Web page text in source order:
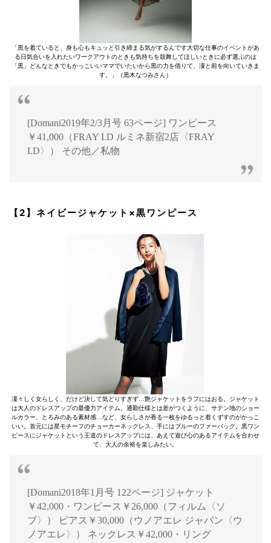
「黒を着ていると、身も心もキュッと引き締まる気がするんです大切な仕事のイベントがあ
る日気合いを入れたいワークアウトのときも気持ちを鼓舞してほしいときに必ず選ぶのは
「黒」どんなときでもかっこいいママでいたいから黒の力を借りて、凜と前を向いていきま
す。」（黒木なつみさん）
[Domani2019年2/3月号 63ページ] ワンピース
￥41,000（FRAY I.D ルミネ新宿2店〈FRAY
I.D〉） その他／私物
【2】ネイビージャケット×黒ワンピース
凜々しく女らしく、だけど決して気どりすぎず…艶ジャケットをラフにはおる。ジャケット
は大人のドレスアップの最優力アイテム。通勤仕様とは差がつくように、サテン地のショー
ルカラー、とろみのある素材感…など、女らしさが香る一枚をゆるっと着くずすのがかっこ
いい。首元には星モチーフのチョーカーネックレス、手にはブルーのファーバッグ。黒ワン
ピースにジャケットという王道のドレスアップには、あえて遊び心のあるアイテムを合わせ
て、大人の余裕を楽しみたい。
[Domani2018年1月号 122ページ] ジャケット
￥42,000・ワンピース￥26,000（フィルム〈ソ
ブ〉） ピアス￥30,000（ウノアエレ ジャパン〈ウ
ノアエレ〉） ネックレス￥42,000・リング